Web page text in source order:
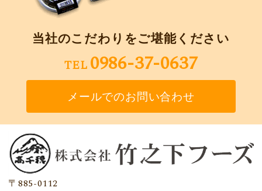
当社のこだわりをご堪能ください
TEL 0986-37-0637
メールでのお問い合わせ
〒885-0112